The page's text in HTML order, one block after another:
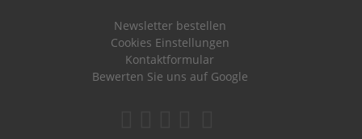
Newsletter bestellen
Cookies Einstellungen
Kontaktformular
Bewerten Sie uns auf Google